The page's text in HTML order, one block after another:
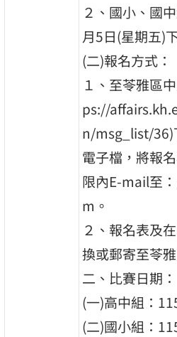
２、國小、國
月5日(星期五)
(二)報名方式：
１、至苓雅區
ps://
n/msg_list/36)
電子檔，將報
限內E-mail至
m。
２、報名表及
換或郵寄至苓
二、比賽日期：
(一)高中組：
(二)國小組：